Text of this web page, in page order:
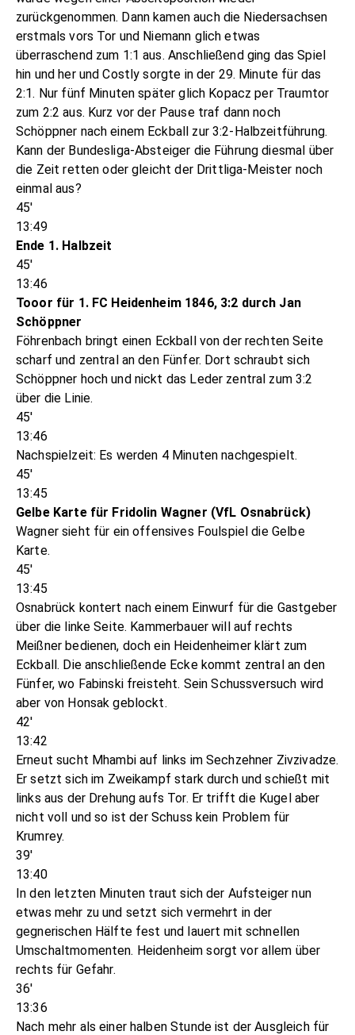
zurückgenommen. Dann kamen auch die Niedersachsen
erstmals vors Tor und Niemann glich etwas
überraschend zum 1:1 aus. Anschließend ging das Spiel
hin und her und Costly sorgte in der 29. Minute für das
2:1. Nur fünf Minuten später glich Kopacz per Traumtor
zum 2:2 aus. Kurz vor der Pause traf dann noch
Schöppner nach einem Eckball zur 3:2-Halbzeitführung.
Kann der Bundesliga-Absteiger die Führung diesmal über
die Zeit retten oder gleicht der Drittliga-Meister noch
einmal aus?
45'
13:49
Ende 1. Halbzeit
45'
13:46
Tooor für 1. FC Heidenheim 1846, 3:2 durch Jan
Schöppner
Föhrenbach bringt einen Eckball von der rechten Seite
scharf und zentral an den Fünfer. Dort schraubt sich
Schöppner hoch und nickt das Leder zentral zum 3:2
über die Linie.
45'
13:46
Nachspielzeit: Es werden 4 Minuten nachgespielt.
45'
13:45
Gelbe Karte für Fridolin Wagner (VfL Osnabrück)
Wagner sieht für ein offensives Foulspiel die Gelbe
Karte.
45'
13:45
Osnabrück kontert nach einem Einwurf für die Gastgeber
über die linke Seite. Kammerbauer will auf rechts
Meißner bedienen, doch ein Heidenheimer klärt zum
Eckball. Die anschließende Ecke kommt zentral an den
Fünfer, wo Fabinski freisteht. Sein Schussversuch wird
aber von Honsak geblockt.
42'
13:42
Erneut sucht Mhambi auf links im Sechzehner Zivzivadze.
Er setzt sich im Zweikampf stark durch und schießt mit
links aus der Drehung aufs Tor. Er trifft die Kugel aber
nicht voll und so ist der Schuss kein Problem für
Krumrey.
39'
13:40
In den letzten Minuten traut sich der Aufsteiger nun
etwas mehr zu und setzt sich vermehrt in der
gegnerischen Hälfte fest und lauert mit schnellen
Umschaltmomenten. Heidenheim sorgt vor allem über
rechts für Gefahr.
36'
13:36
Nach mehr als einer halben Stunde ist der Ausgleich für